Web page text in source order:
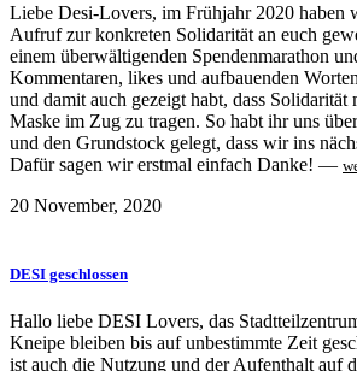
Liebe Desi-Lovers, im Frühjahr 2020 haben
Aufruf zur konkreten Solidarität an euch
einem überwältigenden Spendenmarathon
Kommentaren, likes und aufbauenden
und damit auch gezeigt habt, dass Solidarität
Maske im Zug zu tragen. So habt ihr uns
und den Grundstock gelegt, dass wir ins
Dafür sagen wir erstmal einfach Danke! —
20 November, 2020
DESI geschlossen
Hallo liebe DESI Lovers, das
Kneipe bleiben bis auf unbestimmte Zeit
ist auch die Nutzung und der Aufenthalt auf